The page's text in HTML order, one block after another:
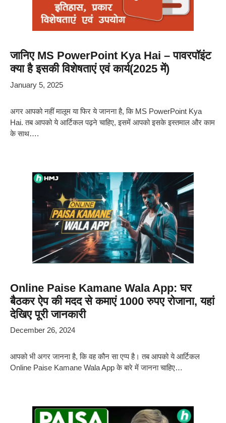
जानिए MS PowerPoint Kya Hai – पावरपॉइंट
क्या है इसकी विशेषताएं एवं कार्य(2025 में)
January 5, 2025
अगर आपको नहीं मालूम या फिर ये जानना है, कि MS PowerPoint Kya
Hai. तब आपको ये आर्टिकल पढ़ने चाहिए, इसमें आपको इसके इस्तमाल और काम
के साथ….
Online Paise Kamane Wala App: घर
बैठकर ऐप की मदद से कमाएं 1000 रुपए रोजाना, यहां
देखिए पूरी जानकारी
December 26, 2024
आपको भी अगर जानना है, कि वह कौन सा एप्प है। तब आपको ये आर्टिकल
Online Paise Kamane Wala App के बारे में जानना चाहिए…